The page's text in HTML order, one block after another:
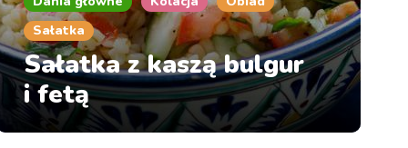
Sałatka
Sałatka z kaszą bulgur
i fetą